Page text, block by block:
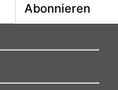
Abonnieren